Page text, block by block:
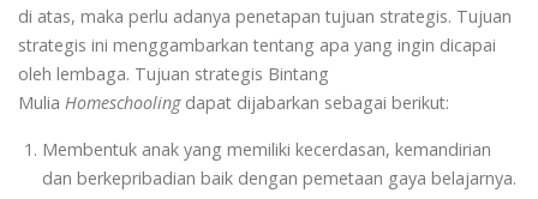
di atas, maka perlu adanya penetapan tujuan strategis. Tujuan
strategis ini menggambarkan tentang apa yang ingin dicapai
oleh lembaga. Tujuan strategis Bintang
Mulia Homeschooling dapat dijabarkan sebagai berikut:
Membentuk anak yang memiliki kecerdasan, kemandirian
dan berkepribadian baik dengan pemetaan gaya belajarnya.